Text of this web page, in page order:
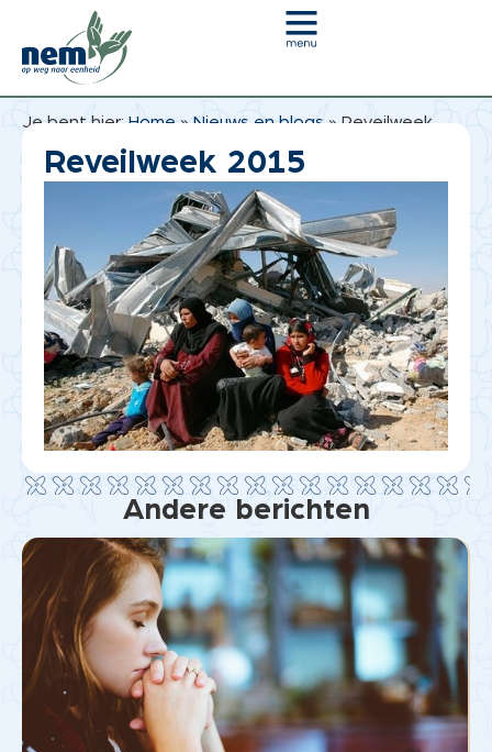
Je bent hier: Home»Nieuws en blogs» Reveilweek
2015Reveilweek 2015
Andere berichten